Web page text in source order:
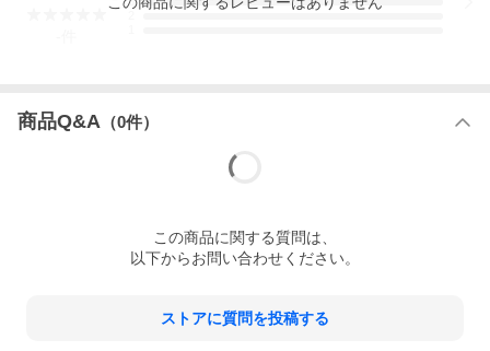
商品Q&A （0件）
この商品に関する質問は、
以下からお問い合わせください。
ストアに質問を投稿する